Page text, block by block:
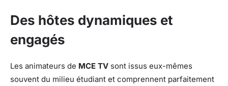
Des hôtes dynamiques et
engagés
Les animateurs de MCE TV sont issus eux-mêmes
souvent du milieu étudiant et comprennent parfaitement